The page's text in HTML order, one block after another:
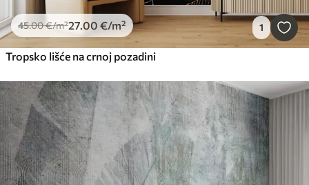
45.00€/m²27.00 €/m² 1
Tropsko lišće na crnoj pozadini